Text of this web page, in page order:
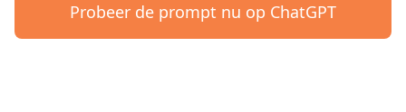
Probeer de prompt nu op ChatGPT